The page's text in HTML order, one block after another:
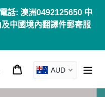
話: 澳洲0492125650 中
中國境內翻譯件郵寄服
登入 購物車 AUD